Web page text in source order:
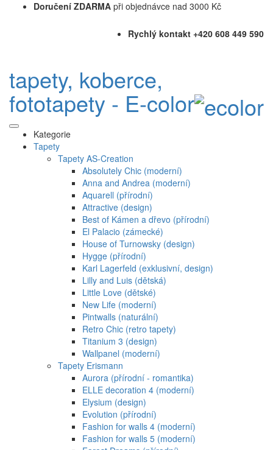
Doručení ZDARMA při objednávce nad 3000 Kč
Rychlý kontakt +420 608 449 590
tapety, koberce,
fototapety - E-color
Kategorie
Tapety
Tapety AS-Creation
Absolutely Chic (moderní)
Anna and Andrea (moderní)
Aquarell (přírodní)
Attractive (design)
Best of Kámen a dřevo (přírodní)
El Palacio (zámecké)
House of Turnowsky (design)
Hygge (přírodní)
Karl Lagerfeld (exklusivní, design)
Lilly and Luis (dětská)
Little Love (dětské)
New Life (moderní)
Pintwalls (naturální)
Retro Chic (retro tapety)
Titanium 3 (design)
Wallpanel (moderní)
Tapety Erismann
Aurora (přírodní - romantika)
ELLE decoration 4 (moderní)
Elysium (design)
Evolution (přírodní)
Fashion for walls 4 (moderní)
Fashion for walls 5 (moderní)